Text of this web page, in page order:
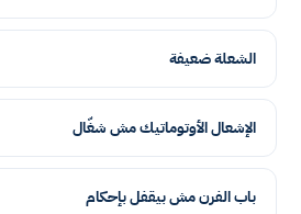
الشعلة ضعيفة
الإشعال الأوتوماتيك مش شغّال
باب الفرن مش بيقفل بإحكام